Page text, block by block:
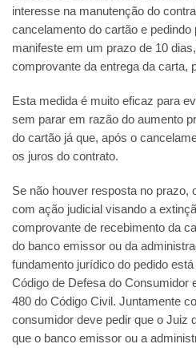
interesse na manutenção do
cancelamento do cartão e
manifeste em um prazo de 10
comprovante da entrega da carta,
Esta medida é muito eficaz para
sem parar em razão do aumento
do cartão já que, após o
os juros do contrato.
Se não houver resposta no prazo,
com ação judicial visando a
comprovante de recebimento da
do banco emissor ou da
fundamento jurídico do pedido
Código de Defesa do Consumidor
480 do Código Civil. Juntamente
consumidor deve pedir que o Juiz
que o banco emissor ou a